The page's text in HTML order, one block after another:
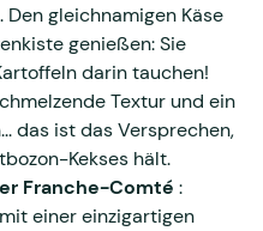
gleichnamigen Käse
genießen: Sie
darin tauchen!
Textur und ein
das ist das Versprechen,
Kekses hält.
Franche-Comté :
einer einzigartigen